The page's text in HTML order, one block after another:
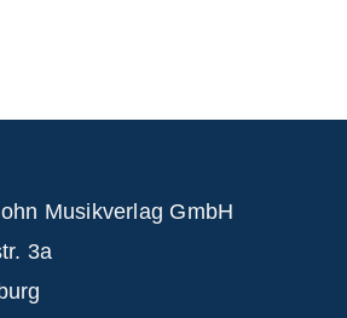
Musikverlag GmbH
3a